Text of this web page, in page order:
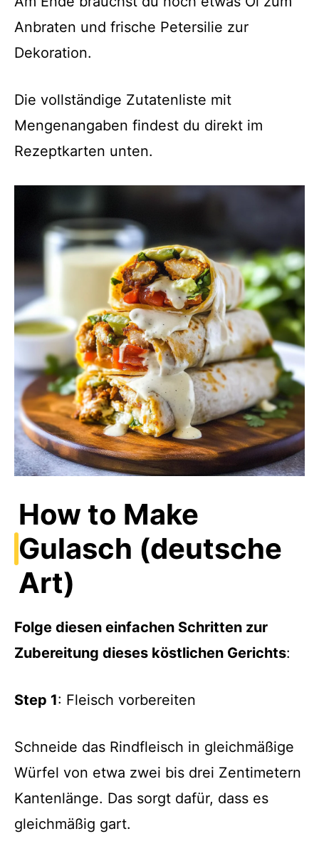
Anbraten und frische Petersilie zur
Dekoration.
Die vollständige Zutatenliste mit
Mengenangaben findest du direkt im
Rezeptkarten unten.
How to Make
Gulasch (deutsche
Art)
Folge diesen einfachen Schritten zur
Zubereitung dieses köstlichen Gerichts:
Step 1: Fleisch vorbereiten
Schneide das Rindfleisch in gleichmäßige
Würfel von etwa zwei bis drei Zentimetern
Kantenlänge. Das sorgt dafür, dass es
gleichmäßig gart.